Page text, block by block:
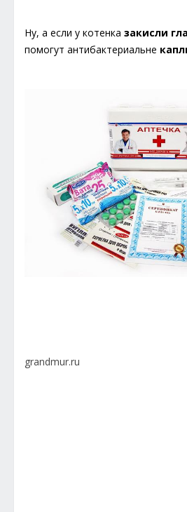
Ну, а если у котенка закисли
помогут антибактериальне
grandmur.ru